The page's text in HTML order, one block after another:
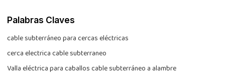
Palabras Claves
cable subterráneo para cercas eléctricas
cerca electrica cable subterraneo
Valla eléctrica para caballos cable subterráneo a alambre